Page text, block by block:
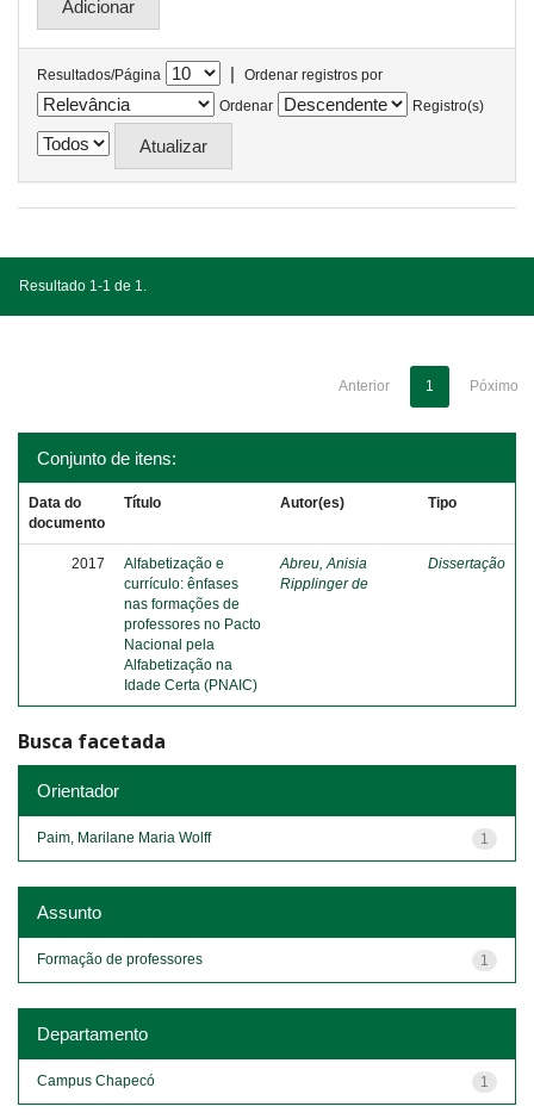
Resultados/Página |
Ordenar registros por
Ordenar
Registro(s)
Resultado 1-1 de 1.
Anterior 1 Póximo
Conjunto de itens:
Data do
documento
Título Autor(es) Tipo
2017
Alfabetização e
currículo: ênfases
nas formações de
professores no Pacto
Nacional pela
Alfabetização na
Idade Certa (PNAIC)
Abreu, Anisia
Ripplinger de
Dissertação
Busca facetada
Orientador
1
Paim, Marilane Maria Wolff
Assunto
1
Formação de professores
Departamento
1
Campus Chapecó